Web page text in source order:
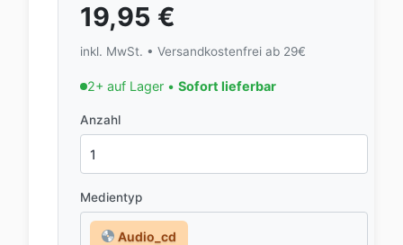
19,95 €
inkl. MwSt. • Versandkostenfrei ab 29€
2+ auf Lager • Sofort lieferbar
Anzahl
Medientyp
Audio_cd